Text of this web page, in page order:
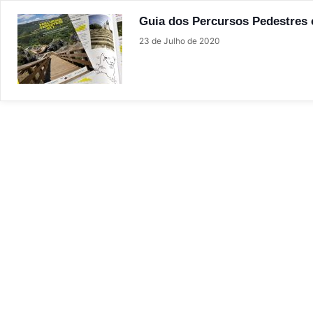
Guia dos Percursos Pedestres
23 de Julho de 2020